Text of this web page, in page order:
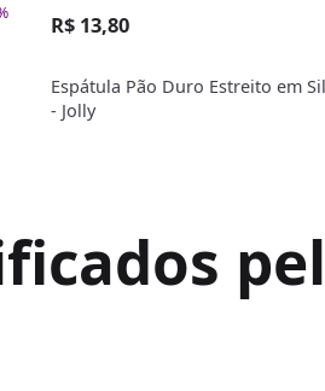
R$ 13,80
Espátula Pão Duro Estreito em
- Jolly